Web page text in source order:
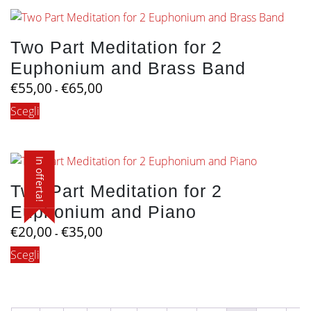
a
€55,00
più
Le
opzioni
possono
essere
scelte
pagina
del
prodotto
Two Part Meditation for 2
Euphonium and Brass Band
€55,00 - €65,00
a
€65,00
Scegli
più
varianti.
Le
opzioni
possono
essere
scelte
In offerta!
Two Part Meditation for 2
Euphonium and Piano
€20,00 - €35,00
Scegli
più